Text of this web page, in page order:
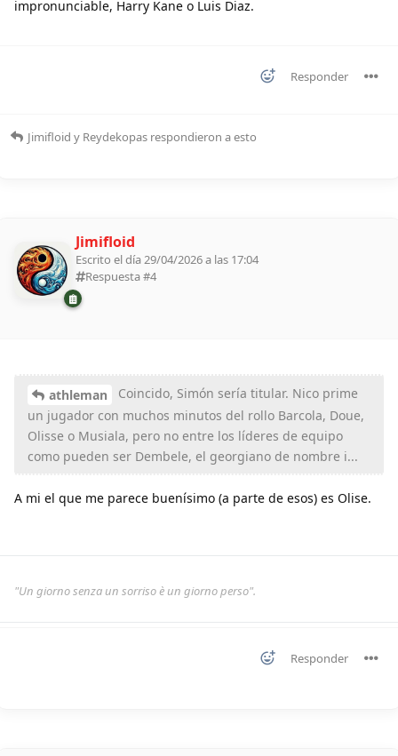
impronunciable, Harry Kane o Luis Diaz.
Responder
Jimifloid y Reydekopas respondieron a esto
Jimifloid
Escrito el día 29/04/2026 a las 17:04
Respuesta #4
athleman
Coincido, Simón sería titular. Nico prime
un jugador con muchos minutos del rollo Barcola, Doue,
Olisse o Musiala, pero no entre los líderes de equipo
como pueden ser Dembele, el georgiano de nombre i...
A mi el que me parece buenísimo (a parte de esos) es Olise.
"Un giorno senza un sorriso è un giorno perso".
Responder